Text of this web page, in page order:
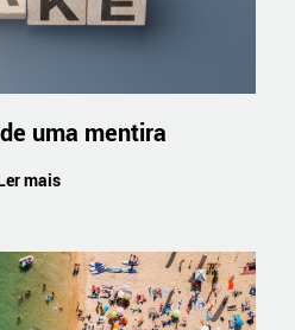
uma mentira
mais